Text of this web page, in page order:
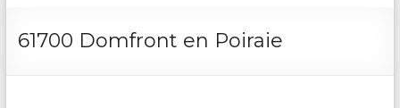
61700 Domfront en Poiraie